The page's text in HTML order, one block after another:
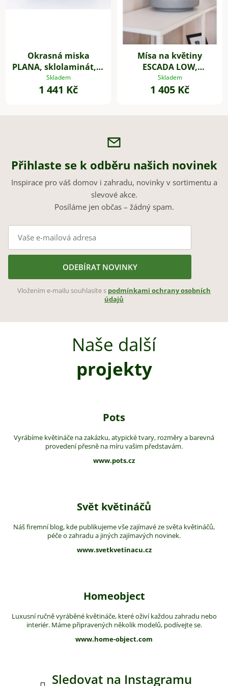
Okrasná miska
PLANA, sklolaminát, Ø
34 cm, šedá
Skladem
1 441 Kč
Mísa na květiny
ESCADA LOW,
sklolaminát, Ø 30 cm,
šedá - beton design
Skladem
1 405 Kč
Přihlaste se k odběru našich novinek
Inspirace pro váš domov i zahradu, novinky v sortimentu a
slevové akce.
Posíláme jen občas – žádný spam.
ODEBÍRAT NOVINKY
Vložením e-mailu souhlasíte s podmínkami ochrany osobních
údajů
Naše další
projekty
Pots
Vyrábíme květináče na zakázku, atypické tvary, rozměry a barevná
provedení přesně na míru vašim představám.
www.pots.cz
Svět květináčů
Náš firemní blog, kde publikujeme vše zajímavé ze světa květináčů,
péče o zahradu a jiných zajímavých novinek.
www.svetkvetinacu.cz
Homeobject
Luxusní ručně vyráběné květináče, které oživí každou zahradu nebo
interiér. Máme připravených několik modelů, podívejte se.
www.home-object.com
Sledovat na Instagramu